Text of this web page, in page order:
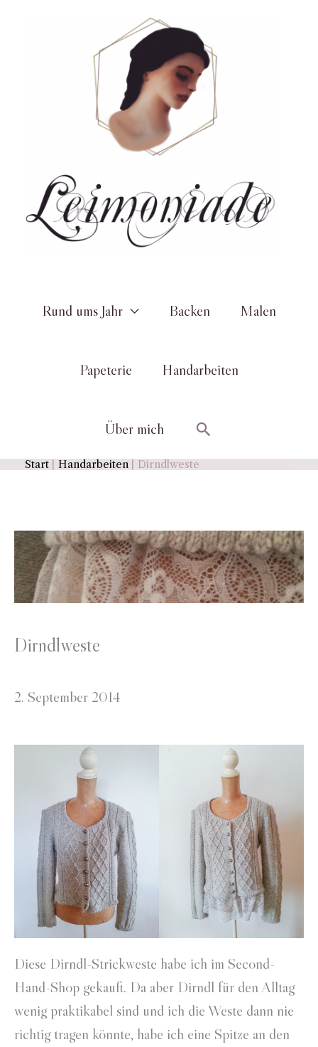
Rund ums Jahr Backen Malen
Papeterie Handarbeiten
Über mich Suchen
Start Handarbeiten Dirndlweste
Dirndlweste
2. September 2014
Diese Dirndl-Strickweste habe ich im Second-
Hand-Shop gekauft. Da aber Dirndl für den Alltag
wenig praktikabel sind und ich die Weste dann nie
richtig tragen könnte, habe ich eine Spitze an den